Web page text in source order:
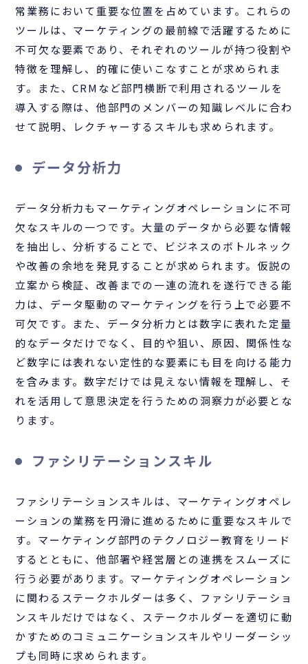
常業務において重要な位置を占めています。これらの
ツールは、マーケティングの最前線で活躍するために
不可欠な要素であり、それぞれのツールが持つ役割や
特徴を理解し、的確に使いこなすことが求められま
す。また、CRMなど部門横断で利用されるツールを
導入する際は、他部門のメンバーの知識レベルに合わ
せて説明、レクチャーするスキルも求められます。
データ分析力
データ分析力もマーケティングオペレーションに不可
欠なスキルの一つです。大量のデータから必要な情報
を抽出し、分析することで、ビジネスのボトルネック
や改善の余地を発見することが求められます。仮説の
立案から検証、改善までの一連の流れを遂行できる能
力は、データ駆動のマーケティングを行う上で必要不
可欠です。また、データ分析力とは数字に表れた定量
的なデータだけでなく、目的や狙い、原因、関係性な
ど数字には表れない定性的な要素にも目を向ける能力
を含みます。数字だけでは見えない情報を理解し、そ
れを活用して意思決定を行うための洞察力が必要とな
ります。
ファシリテーションスキル
ファシリテーションスキルは、マーケティングオペレ
ーションの業務を円滑に進めるために重要なスキルで
す。マーケティング部門のテクノロジー教育をリード
するとともに、他部署や経営層との連携をスムーズに
行う必要があります。マーケティングオペレーション
に関わるステークホルダーは多く、ファシリテーショ
ンスキルだけではなく、ステークホルダーを適切に動
かすためのコミュニケーションスキルやリーダーシッ
プも同時に求められます。